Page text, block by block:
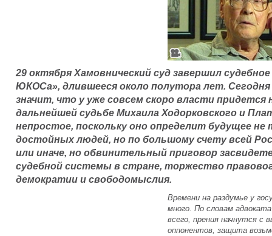
29 октября Хамовнический суд завершил
ЮКОСа», длившееся около полутора лет.
значит, что у уже совсем скоро власти придется
дальнейшей судьбе Михаила Ходорковского и
непростое, поскольку оно определит будущее не
достойных людей, но по большому счету всей
или иначе, но обвинительный приговор
судебной системы в стране, торжество
демократии и свободомыслия.
Времени на раздумье у
много. По словам
всего, прения начнутся с
оппонентов, защита